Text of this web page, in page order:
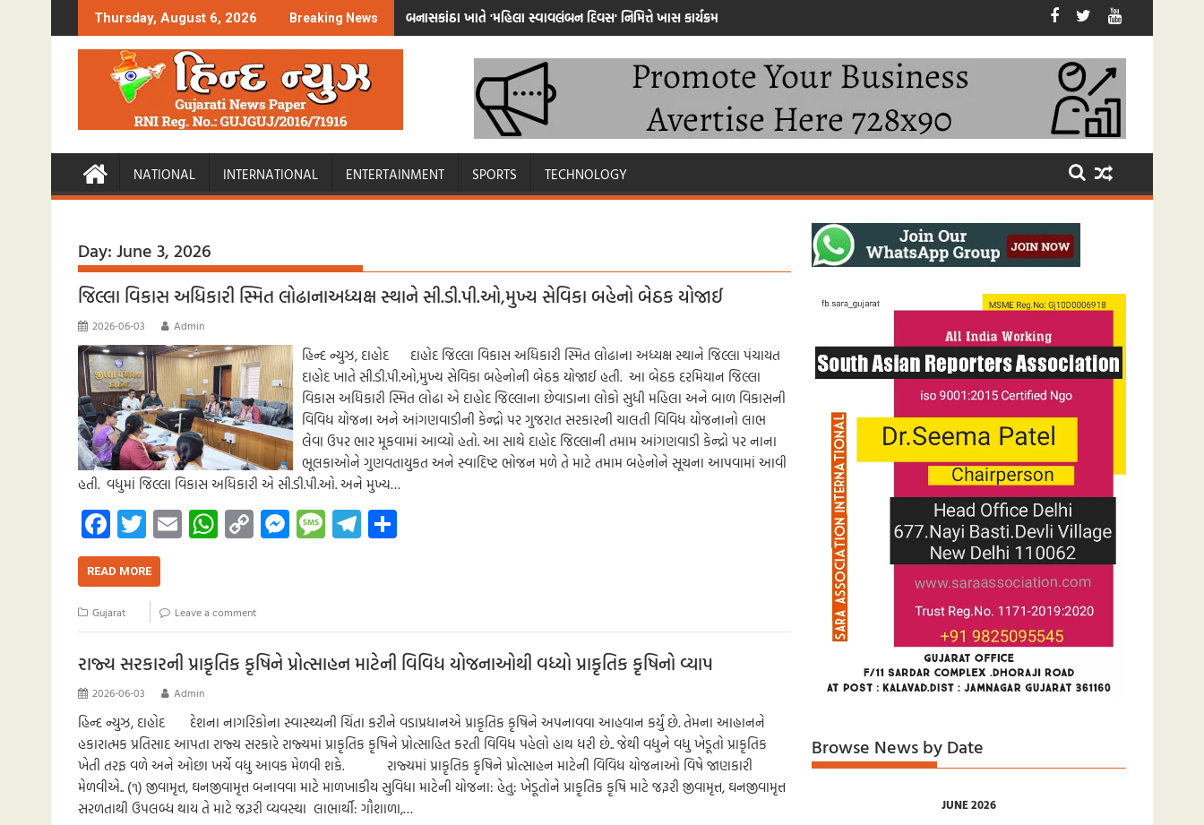
to
content
Thursday, August 6, 2026 Breaking News બનાસકાંઠા ખાતે 'મહિલા સ્વાવલંબન દિવસ' નિમિત્તે ખાસ કાર્યક્રમ
NATIONAL INTERNATIONAL ENTERTAINMENT SPORTS TECHNOLOGY
Day: June 3, 2026
જિલ્લા વિકાસ અધિકારી સ્મિત લોઢાનાઅધ્યક્ષ સ્થાને સી.ડી.પી.ઓ,મુખ્ય સેવિકા બહેનો બેઠક યોજાઈ
2026-06-03 Admin
હિન્દ ન્યુઝ, દાહોદ દાહોદ જિલ્લા વિકાસ અધિકારી સ્મિત લોઢાના અધ્યક્ષ સ્થાને જિલ્લા પંચાયત
દાહોદ ખાતે સી.ડી.પી.ઓ,મુખ્ય સેવિકા બહેનોની બેઠક યોજાઈ હતી. આ બેઠક દરમિયાન જિલ્લા
વિકાસ અધિકારી સ્મિત લોઢા એ દાહોદ જિલ્લાના છેવાડાના લોકો સુધી મહિલા અને બાળ વિકાસની
વિવિધ યોજના અને આંગણવાડીની કેન્દ્રો પર ગુજરાત સરકારની ચાલતી વિવિધ યોજનાનો લાભ
લેવા ઉપર ભાર મૂકવામાં આવ્યો હતો. આ સાથે દાહોદ જિલ્લાની તમામ આંગણવાડી કેન્દ્રો પર નાના
ભૂલકાઓને ગુણવતાયુકત અને સ્વાદિષ્ટ ભોજન મળે તે માટે તમામ બહેનોને સૂચના આપવામાં આવી
હતી. વધુમાં જિલ્લા વિકાસ અધિકારી એ સી.ડી.પી.ઓ. અને મુખ્ય…
Fa
ce
b
o
o
k
T
wi
tt
er
E
m
W
h
s
A
p
C
o
y
Li
nk
M
es
g
er
M
es
e
Te
le
m
READ MORE
Gujarat Leave a comment
રાજ્ય સરકારની પ્રાકૃતિક કૃષિને પ્રોત્સાહન માટેની વિવિધ યોજનાઓથી વધ્યો પ્રાકૃતિક કૃષિનો વ્યાપ
2026-06-03 Admin
હિન્દ ન્યુઝ, દાહોદ દેશના નાગરિકોના સ્વાસ્થ્યની ચિંતા કરીને વડાપ્રધાનએ પ્રાકૃતિક કૃષિને અપનાવવા આહવાન કર્યું છે. તેમના આહ્વાનને
હકારાત્મક પ્રતિસાદ આપતા રાજ્ય સરકારે રાજ્યમાં પ્રાકૃતિક કૃષિને પ્રોત્સાહિત કરતી વિવિધ પહેલો હાથ ધરી છે.. જેથી વધુને વધુ ખેડૂતો પ્રાકૃતિક
ખેતી તરફ વળે અને ઓછા ખર્ચે વધુ આવક મેળવી શકે. રાજ્યમાં પ્રાકૃતિક કૃષિને પ્રોત્સાહન માટેની વિવિધ યોજનાઓ વિષે જાણકારી
મેળવીએ.. (૧) જીવામૃત્ત, ઘનજીવામૃત્ત બનાવવા માટે માળખાકીય સુવિધા માટેની યોજના: હેતુ: ખેડૂતોને પ્રાકૃતિક કૃષિ માટે જરૂરી જીવામૃત્ત, ઘનજીવામૃત્ત
સરળતાથી ઉપલબ્ધ થાય તે માટે જરૂરી વ્યવસ્થા લાભાર્થી: ગૌશાળા,…
Browse News by Date
JUNE 2026